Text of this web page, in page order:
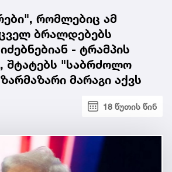
რომლებიც ამ
ბრალდებებს
- ტრამპის
შტატებს "საბრძოლო
მარაგი აქვს
18 წუთის წინ